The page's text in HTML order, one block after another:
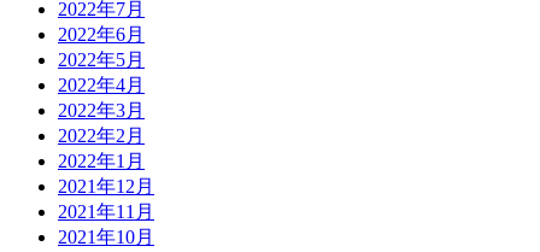
2022年7月
2022年6月
2022年5月
2022年4月
2022年3月
2022年2月
2022年1月
2021年12月
2021年11月
2021年10月